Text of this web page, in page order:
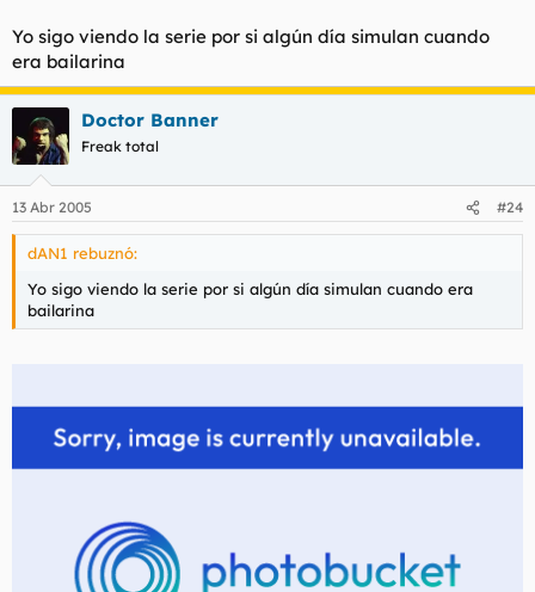
Yo sigo viendo la serie por si algún día simulan cuando
era bailarina
Doctor Banner
Freak total
13 Abr 2005 #24
dAN1 rebuznó:
Yo sigo viendo la serie por si algún día simulan cuando era
bailarina